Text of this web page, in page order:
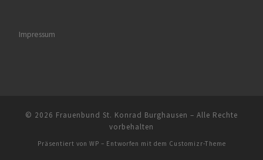
Impressum
© 2026 Frauenbund St. Konrad Burghausen – Alle Rechte
vorbehalten
Präsentiert von WP – Entworfen mit dem Customizr-Theme